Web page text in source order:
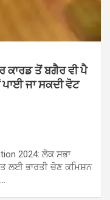
ਕਾਰਡ ਤੋਂ ਬਗੈਰ ਵੀ ਪੈ
ਪਾਈ ਜਾ ਸਕਦੀ ਵੋਟ
2024: ਲੋਕ ਸਭਾ
ਲਈ ਭਾਰਤੀ ਚੋਣ ਕਮਿਸ਼ਨ